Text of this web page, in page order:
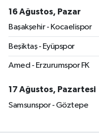
16 Ağustos, Pazar
Başakşehir - Kocaelispor
Beşiktaş - Eyüpspor
Amed - Erzurumspor FK
17 Ağustos, Pazartesi
Samsunspor - Göztepe